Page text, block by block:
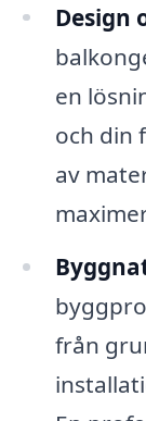
Design
en
och din
av
från